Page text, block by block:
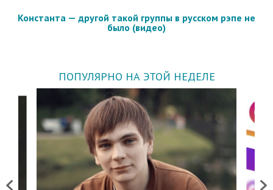
Константа — другой такой группы в русском рэпе не
было (видео)
ПОПУЛЯРНО НА ЭТОЙ НЕДЕЛЕ
Previous Next